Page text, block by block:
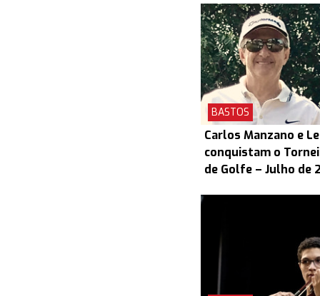
BASTOS
Carlos Manzano e
conquistam o
de Golfe – Julho de